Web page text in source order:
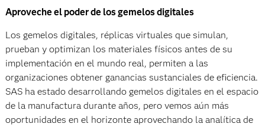
Aproveche el poder de los gemelos digitales
Los gemelos digitales, réplicas virtuales que simulan,
prueban y optimizan los materiales físicos antes de su
implementación en el mundo real, permiten a las
organizaciones obtener ganancias sustanciales de eficiencia.
SAS ha estado desarrollando gemelos digitales en el espacio
de la manufactura durante años, pero vemos aún más
oportunidades en el horizonte aprovechando la analítica de